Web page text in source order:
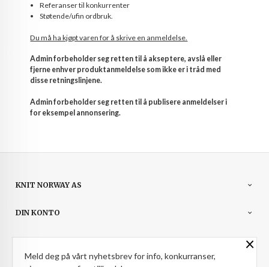
Referanser til konkurrenter
Støtende/ufin ordbruk.
Du må ha kjøpt varen for å skrive en anmeldelse.
Admin forbeholder seg retten til å akseptere, avslå eller
fjerne enhver produktanmeldelse som ikke er i tråd med
disse retningslinjene.
Admin forbeholder seg retten til å publisere anmeldelser i
for eksempel annonsering.
KNIT NORWAY AS
DIN KONTO
NYHETSBREV ×
Meld deg på vårt nyhetsbrev for info, konkurranser,